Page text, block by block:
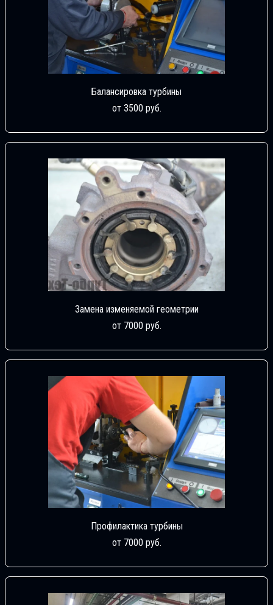
Балансировка турбины
от 3500 руб.
Замена изменяемой геометрии
от 7000 руб.
Профилактика турбины
от 7000 руб.